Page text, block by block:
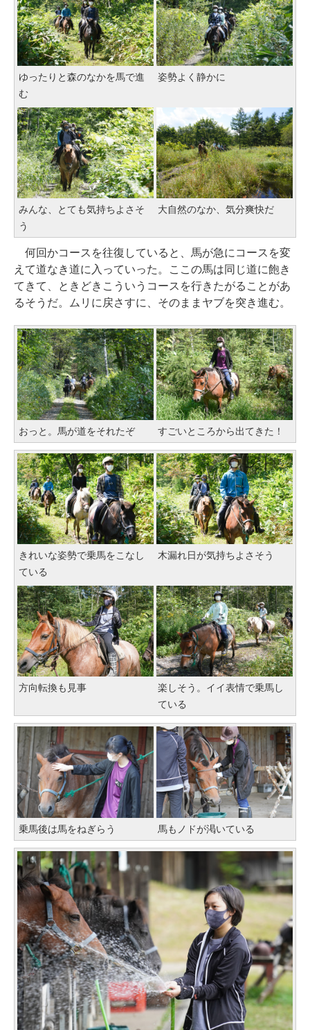
ゆったりと森のなかを馬で進
む
姿勢よく静かに
みんな、とても気持ちよさそ
う
大自然のなか、気分爽快だ
何回かコースを往復していると、馬が急にコースを変
えて道なき道に入っていった。ここの馬は同じ道に飽き
てきて、ときどきこういうコースを行きたがることがあ
るそうだ。ムリに戻さすに、そのままヤブを突き進む。
おっと。馬が道をそれたぞ すごいところから出てきた！
きれいな姿勢で乗馬をこなし
ている
木漏れ日が気持ちよさそう
方向転換も見事
楽しそう。イイ表情で乗馬し
ている
乗馬後は馬をねぎらう 馬もノドが渇いている